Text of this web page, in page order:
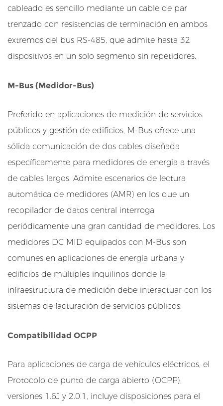
t
r
i
l
s
E
s
p
c
i
f
i
c
a
i
o
n
e
t
i
c
cableado es sencillo mediante un cable de par
trenzado con resistencias de terminación en ambos
extremos del bus RS-485, que admite hasta 32
dispositivos en un solo segmento sin repetidores.
M-Bus (Medidor-Bus)
Preferido en aplicaciones de medición de servicios
públicos y gestión de edificios, M-Bus ofrece una
sólida comunicación de dos cables diseñada
específicamente para medidores de energía a través
de cables largos. Admite escenarios de lectura
automática de medidores (AMR) en los que un
recopilador de datos central interroga
periódicamente una gran cantidad de medidores. Los
medidores DC MID equipados con M-Bus son
comunes en aplicaciones de energía urbana y
edificios de múltiples inquilinos donde la
infraestructura de medición debe interactuar con los
sistemas de facturación de servicios públicos.
Compatibilidad OCPP
Para aplicaciones de carga de vehículos eléctricos, el
Protocolo de punto de carga abierto (OCPP),
versiones 1.6J y 2.0.1, incluye disposiciones para el